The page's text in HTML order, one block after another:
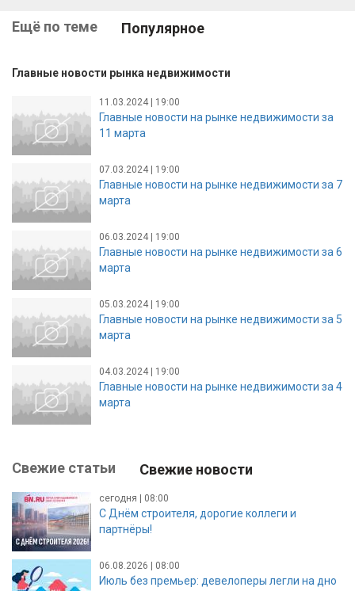
Ещё по теме Популярное
Главные новости рынка недвижимости
11.03.2024 | 19:00
Главные новости на рынке недвижимости за
11 марта
07.03.2024 | 19:00
Главные новости на рынке недвижимости за 7
марта
06.03.2024 | 19:00
Главные новости на рынке недвижимости за 6
марта
05.03.2024 | 19:00
Главные новости на рынке недвижимости за 5
марта
04.03.2024 | 19:00
Главные новости на рынке недвижимости за 4
марта
Свежие статьи Свежие новости
сегодня | 08:00
С Днём строителя, дорогие коллеги и
партнёры!
06.08.2026 | 08:00
Июль без премьер: девелоперы легли на дно